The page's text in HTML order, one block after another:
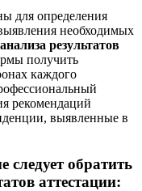
для определения
необходимых
результатов
получить
каждого
рекомендаций
выявленные в
обратить
аттестации: